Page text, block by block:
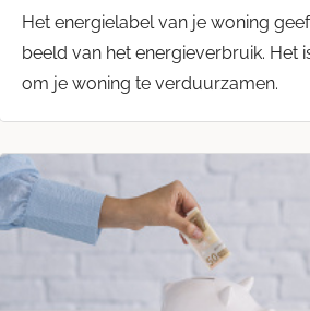
Het energielabel van je woning
beeld van het energieverbruik. Het
om je woning te verduurzamen.